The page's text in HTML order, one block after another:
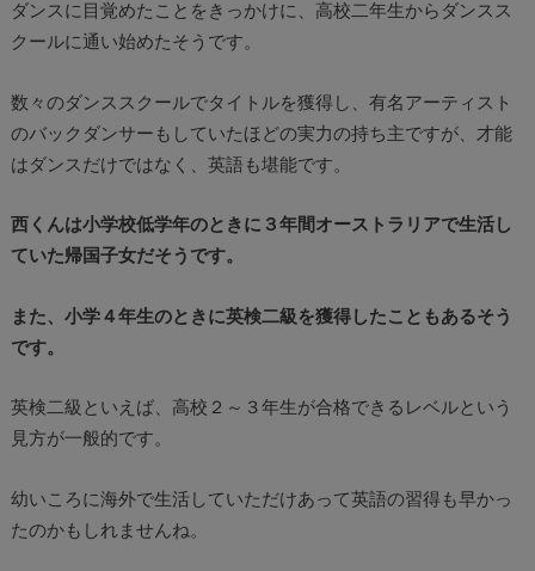
ダンスに目覚めたことをきっかけに、高校二年生からダンスス
クールに通い始めたそうです。
数々のダンススクールでタイトルを獲得し、有名アーティスト
のバックダンサーもしていたほどの実力の持ち主ですが、才能
はダンスだけではなく、英語も堪能です。
西くんは小学校低学年のときに３年間オーストラリアで生活し
ていた帰国子女だそうです。
また、小学４年生のときに英検二級を獲得したこともあるそう
です。
英検二級といえば、高校２～３年生が合格できるレベルという
見方が一般的です。
幼いころに海外で生活していただけあって英語の習得も早かっ
たのかもしれませんね。